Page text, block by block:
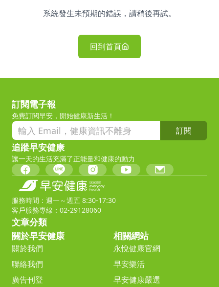
系統發生未預期的錯誤，請稍後再試。
回到首頁
訂閱電子報
免費訂閱早安，開始健康新生活！
訂閱
追蹤早安健康
讓一天的生活充滿了正能量和健康的動力
服務時間：週一～週五 8:30-17:30
客戶服務專線：02-29128060
文章分類
關於早安健康
關於我們
聯絡我們
廣告刊登
相關網站
永悅健康官網
早安樂活
早安健康嚴選